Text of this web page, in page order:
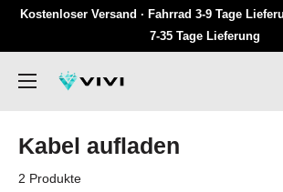
Überspringen
Inhalten
Kostenloser Versand · Fahrrad 3-9 Tage
7-35 Tage Lieferung
VIVI
Kabel aufladen
2 Produkte